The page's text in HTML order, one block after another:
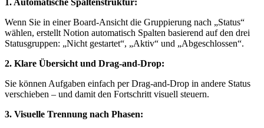
Wenn Sie in einer Board-Ansicht die Gruppierung nach „Status“
wählen, erstellt Notion automatisch Spalten basierend auf den drei
Statusgruppen: „Nicht gestartet“, „Aktiv“ und „Abgeschlossen“.
2. Klare Übersicht und Drag-and-Drop:
Sie können Aufgaben einfach per Drag-and-Drop in andere Status
verschieben – und damit den Fortschritt visuell steuern.
3. Visuelle Trennung nach Phasen: